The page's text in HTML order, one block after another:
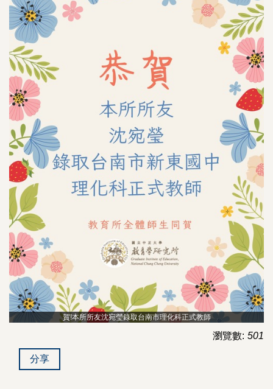
賀!本所所友沈宛瑩錄取台南市理化科正式教師
瀏覽數: 501
分享